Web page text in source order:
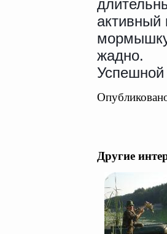
активный
жадно.
Другие